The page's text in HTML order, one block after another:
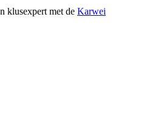
klusexpert met de Karwei